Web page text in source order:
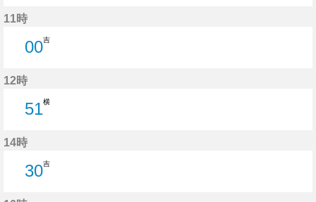
11時
00吉
12時
51横
14時
30吉